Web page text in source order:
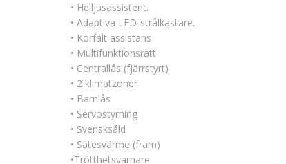
• Helljusassistent.
• Adaptiva LED-strålkastare.
• Körfält assistans
• Multifunktionsratt
• Centrallås (fjärrstyrt)
• 2 klimatzoner
• Barnlås
• Servostyrning
• Svensksåld
• Sätesvärme (fram)
•Trötthetsvarnare